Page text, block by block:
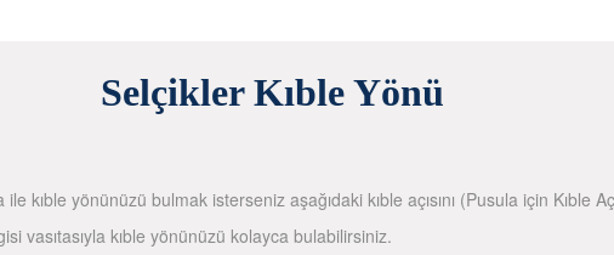
Selçikler Kıble Yönü
kıble yönünüzü bulmak isterseniz aşağıdaki kıble açısını (Pusula için Kıble
vasıtasıyla kıble yönünüzü kolayca bulabilirsiniz.